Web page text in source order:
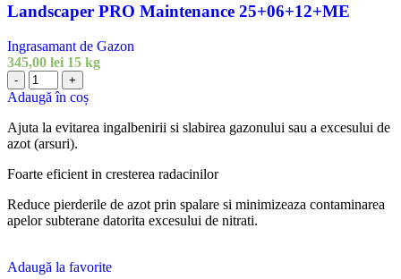
Landscaper PRO Maintenance 25+06+12+ME
Ingrasamant de Gazon
345,00 lei 15 kg
-
Cantitate
Landscaper
PRO
Maintenance
25+06+12+ME
+
Adaugă în coș
Ajuta la evitarea ingalbenirii si slabirea gazonului sau a excesului de
azot (arsuri).
Foarte eficient in cresterea radacinilor
Reduce pierderile de azot prin spalare si minimizeaza contaminarea
apelor subterane datorita excesului de nitrati.
Adaugă la favorite